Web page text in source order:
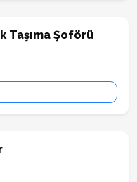
Taşıma Şoförü